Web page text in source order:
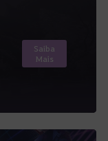
Saiba
Mais